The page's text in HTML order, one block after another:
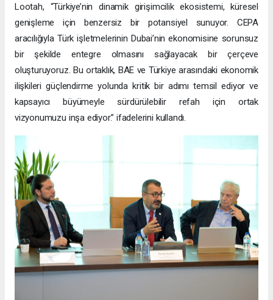
Lootah, “Türkiye’nin dinamik girişimcilik ekosistemi, küresel
genişleme için benzersiz bir potansiyel sunuyor. CEPA
aracılığıyla Türk işletmelerinin Dubai’nin ekonomisine sorunsuz
bir şekilde entegre olmasını sağlayacak bir çerçeve
oluşturuyoruz. Bu ortaklık, BAE ve Türkiye arasındaki ekonomik
ilişkileri güçlendirme yolunda kritik bir adımı temsil ediyor ve
kapsayıcı büyümeyle sürdürülebilir refah için ortak
vizyonumuzu inşa ediyor.” ifadelerini kullandı.